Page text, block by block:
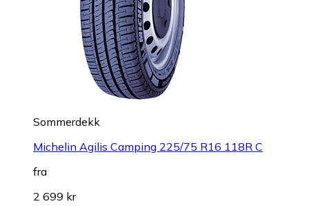
Sommerdekk
Michelin Agilis Camping 225/75 R16 118R C
fra
2 699 kr